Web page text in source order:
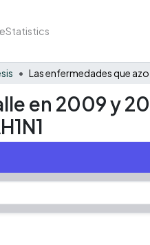
Statistics
en 2009 y